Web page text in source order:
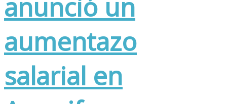
anunció un
aumentazo
salarial en